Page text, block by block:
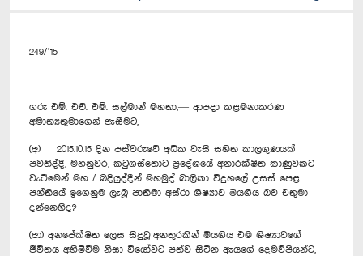
249/’15
ගරු එම්. එච්. එම්. සල්මාන් මහතා,— ආපදා කළමනාකරණ
අමාත්‍යතුමාගෙන් ඇසීමට,—
(අ) 2015.10.15 දින පස්වරුවේ අධික වැසි සහිත කාලගුණයක්
පවතිද්දී, මහනුවර, කටුගස්තොට ප්‍රදේශයේ අනාරක්ෂිත කාණුවකට
වැටීමෙන් මහ / බදියුද්දීන් මහමුද් බාලිකා විදුහලේ උසස් පෙළ
පන්තියේ ඉගෙනුම ලැබූ පාතිමා අස්රා ශිෂ්‍යාව මියගිය බව එතුමා
දන්නෙහිද?
(ආ) අනපේක්ෂිත ලෙස සිදුවූ අනතුරකින් මියගිය එම ශිෂ්‍යාවගේ
ජීවිතය අහිමිවීම නිසා වියෝවට පත්ව සිටින ඇයගේ දෙමව්පියන්ට,